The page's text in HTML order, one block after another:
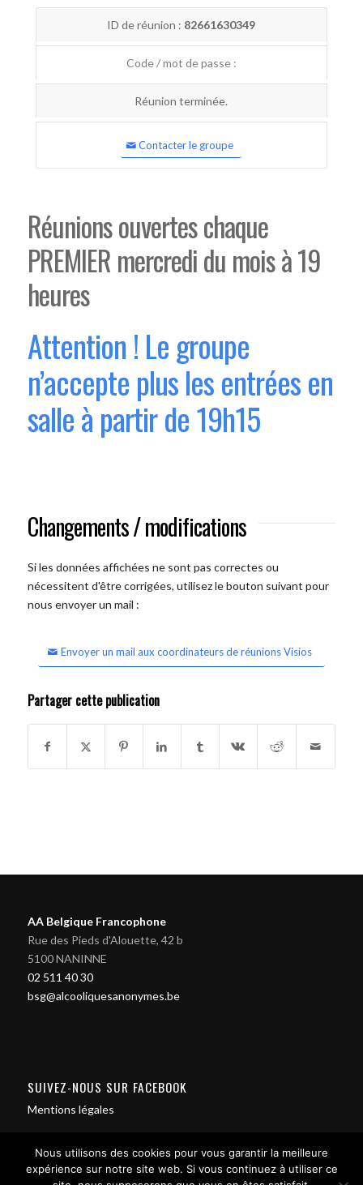
ID de réunion : 82661630349
Code / mot de passe :
Réunion terminée.
Contacter le groupe
Réunions ouvertes chaque
PREMIER mercredi du mois à 19
heures
Attention ! Le groupe
n’accepte plus les entrées en
salle à partir de 19h15
Changements / modifications
Si les données affichées ne sont pas correctes ou
nécessitent d'être corrigées, utilisez le bouton suivant pour
nous envoyer un mail :
Envoyer un mail aux coordinateurs de réunions Visios
Partager cette publication
AA Belgique Francophone
Rue des Pieds d'Alouette, 42 b
5100 NANINNE
02 511 40 30
bsg@alcooliquesanonymes.be
SUIVEZ-NOUS SUR FACEBOOK
Mentions légales
Nous utilisons des cookies pour vous garantir la meilleure
expérience sur notre site web. Si vous continuez à utiliser ce